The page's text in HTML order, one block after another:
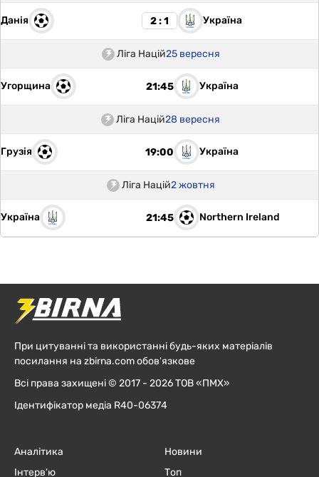
Данія 2 : 1 Україна
Ліга Націй25 вересня
Угорщина 21:45 Україна
Ліга Націй28 вересня
Грузія 19:00 Україна
Ліга Націй2 жовтня
Україна 21:45 Northern Ireland
При цитуванні та використанні будь-яких матеріалів
посилання на zbirna.com обов'язкове
Всі права захищені © 2017 - 2026 ТОВ «ПМХ»
Ідентифікатор медіа R40-06374
Аналітика
Інтерв'ю
Новини
Топ